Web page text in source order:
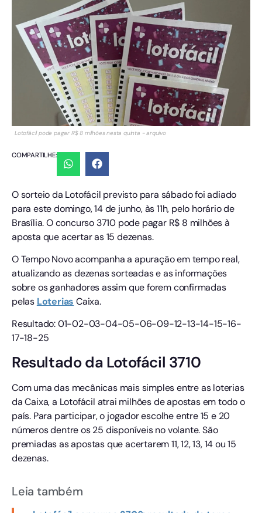
Lotofácil pode pagar R$ 8 milhões nesta quinta - arquivo
COMPARTILHE:
O sorteio da Lotofácil previsto para sábado foi adiado
para este domingo, 14 de junho, às 11h, pelo horário de
Brasília. O concurso 3710 pode pagar R$ 8 milhões à
aposta que acertar as 15 dezenas.
O Tempo Novo acompanha a apuração em tempo real,
atualizando as dezenas sorteadas e as informações
sobre os ganhadores assim que forem confirmadas
pelas Loterias Caixa.
Resultado: 01-02-03-04-05-06-09-12-13-14-15-16-
17-18-25
Resultado da Lotofácil 3710
Com uma das mecânicas mais simples entre as loterias
da Caixa, a Lotofácil atrai milhões de apostas em todo o
país. Para participar, o jogador escolhe entre 15 e 20
números dentre os 25 disponíveis no volante. São
premiadas as apostas que acertarem 11, 12, 13, 14 ou 15
dezenas.
Leia também